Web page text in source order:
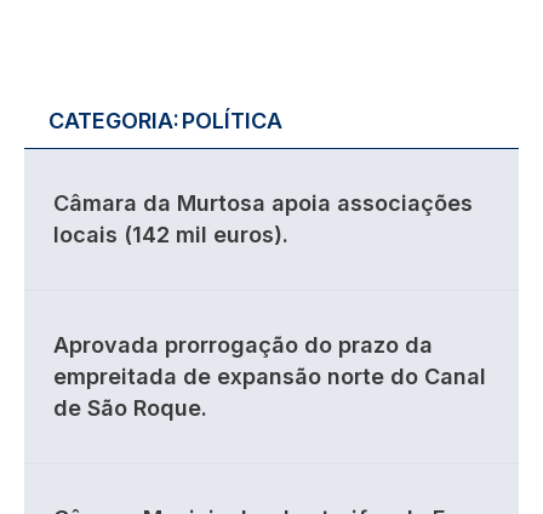
CATEGORIA:POLÍTICA
Câmara da Murtosa apoia associações
locais (142 mil euros).
Aprovada prorrogação do prazo da
empreitada de expansão norte do Canal
de São Roque.